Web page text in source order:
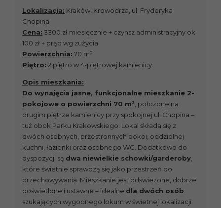
Lokalizacja: Kraków, Krowodrza, ul. Fryderyka
Chopina
Cena: 3300 zł miesięcznie + czynsz administracyjny ok.
100 zł + prąd wg zużycia
Powierzchnia: 70 m²
Piętro: 2 piętro w 4-piętrowej kamienicy
Opis mieszkania:
Do wynajęcia jasne, funkcjonalne mieszkanie 2-
pokojowe o powierzchni 70 m² , położone na
drugim piętrze kamienicy przy spokojnej ul. Chopina –
tuż obok Parku Krakowskiego. Lokal składa się z
dwóch osobnych, przestronnych pokoi, oddzielnej
kuchni, łazienki oraz osobnego WC. Dodatkowo do
dyspozycji są dwa niewielkie schowki/garderoby
które świetnie sprawdzą się jako przestrzeń do
przechowywania. Mieszkanie jest odświeżone, dobrze
doświetlone i ustawne – idealne dla dwóch osób
szukających wygodnego lokum w świetnej lokalizacji